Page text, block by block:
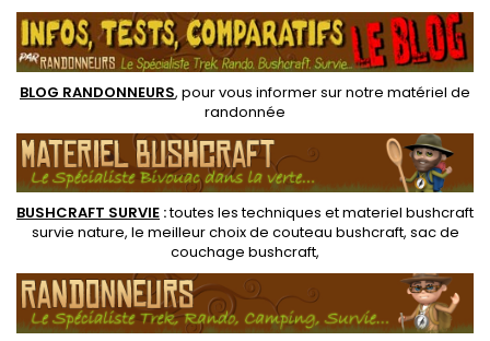
inférieurs à 14 mm
BLOG RANDONNEURS, pour vous informer sur notre matériel de
randonnée
BUSHCRAFT SURVIE :toutes les techniques etmateriel bushcraft
survie nature, le meilleur choix de couteau bushcraft, sac de
couchage bushcraft,